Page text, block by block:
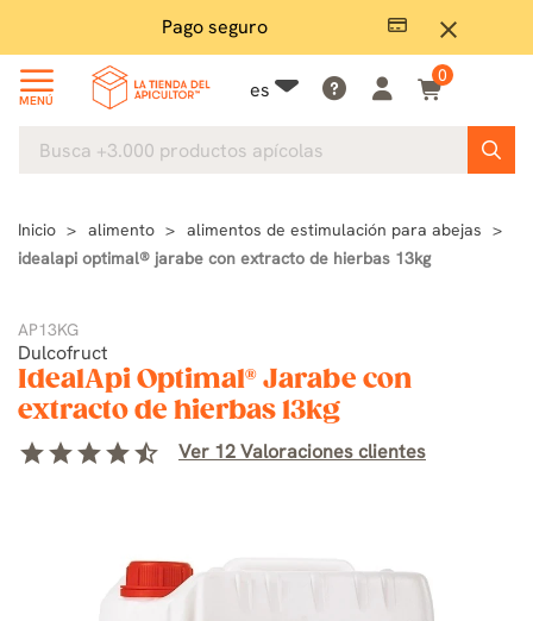
close
Pago seguro
MENÚ es
0
Inicio alimento
alimentos de estimulación para abejas
idealapi optimal® jarabe con extracto de hierbas 13kg
AP13KG
Dulcofruct
IdealApi Optimal® Jarabe con
extracto de hierbas 13kg
starstarstarstarstar_half Ver 12 Valoraciones clientes